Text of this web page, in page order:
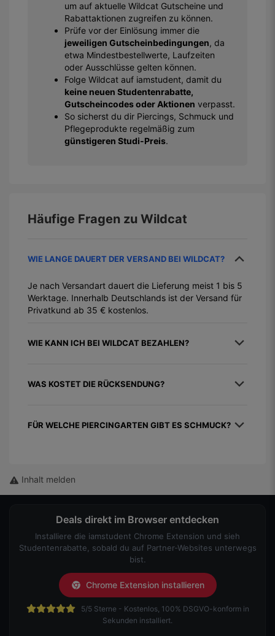
um auf aktuelle Wildcat Gutscheine und
Rabattaktionen zugreifen zu können.
Prüfe vor der Einlösung immer die
jeweiligen Gutscheinbedingungen, da
etwa Mindestbestellwerte, Laufzeiten
oder Ausschlüsse gelten können.
Folge Wildcat auf iamstudent, damit du
keine neuen Studentenrabatte,
Gutscheincodes oder Aktionen verpasst.
So sicherst du dir Piercings, Schmuck und
Pflegeprodukte regelmäßig zum
günstigeren Studi-Preis.
Häufige Fragen zu Wildcat
WIE LANGE DAUERT DER VERSAND BEI WILDCAT?
Je nach Versandart dauert die Lieferung meist 1 bis 5
Werktage. Innerhalb Deutschlands ist der Versand für
Privatkund ab 35 € kostenlos.
WIE KANN ICH BEI WILDCAT BEZAHLEN?
WAS KOSTET DIE RÜCKSENDUNG?
FÜR WELCHE PIERCINGARTEN GIBT ES SCHMUCK?
Inhalt melden
Deals direkt im Browser entdecken
Installiere die iamstudent Chrome Extension und sieh
Studentenrabatte, sobald du auf Partner-Websites unterwegs
bist.
Chrome Extension installieren
5/5 Sterne - Kostenlos, 100% DSGVO-konform in
Sekunden installiert.